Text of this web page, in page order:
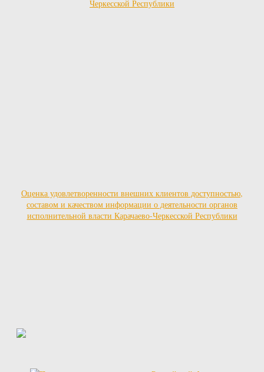
Оценка удовлетворенности внешних клиентов доступностью,
составом и качеством информации о деятельности органов
исполнительной власти Карачаево-Черкесской Республики